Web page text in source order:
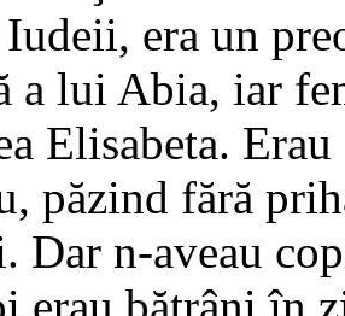
era un
a lui Abia, iar
Elisabeta.
păzind fără
Dar n-aveau
erau bătrâni în